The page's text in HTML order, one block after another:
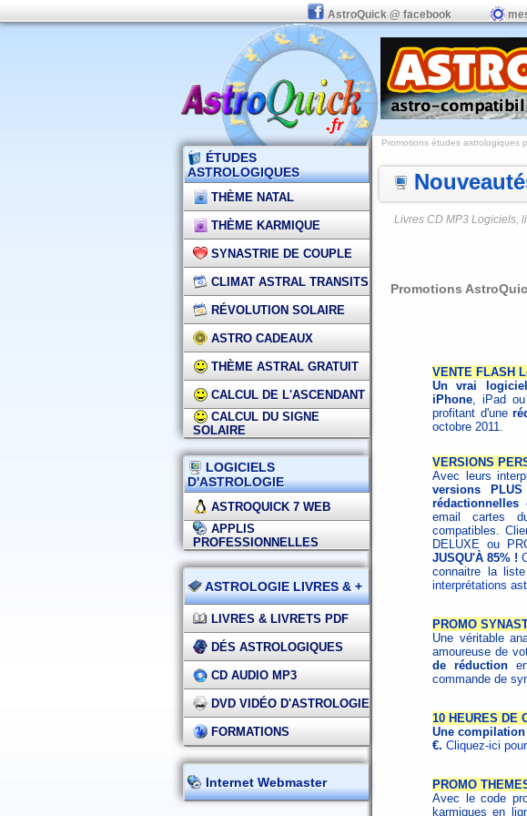
AstroQuick @ facebook
ÉTUDES
ASTROLOGIQUES
THÈME NATAL
THÈME KARMIQUE
SYNASTRIE DE COUPLE
CLIMAT ASTRAL TRANSITS
RÉVOLUTION SOLAIRE
ASTRO CADEAUX
THÈME ASTRAL GRATUIT
CALCUL DE L'ASCENDANT
CALCUL DU SIGNE
SOLAIRE
LOGICIELS
D'ASTROLOGIE
ASTROQUICK 7 WEB
APPLIS
PROFESSIONNELLES
ASTROLOGIE LIVRES & +
LIVRES & LIVRETS PDF
DÉS ASTROLOGIQUES
CD AUDIO MP3
DVD VIDÉO D'ASTROLOGIE
FORMATIONS
Internet Webmaster
Promotions études astrologiques
Livres CD MP3 Logiciels,
Promotions
VENTE FLASH
Un vrai
iPhone, iPad
profitant d'une
octobre 2011.
VERSIONS
Avec leurs
versions
email cartes
compatibles.
DELUXE ou
JUSQU'À 85% !
connaitre la
interprétations
PROMO
Une véritable
amoureuse de
de réduction
commande de
10 HEURES DE
Une
€. Cliquez-ici
PROMO
Avec le code
karmiques en